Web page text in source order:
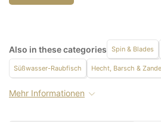
Also in these categories Spin & Blades
Süßwasser-Raubfisch Hecht, Barsch &
Mehr Informationen